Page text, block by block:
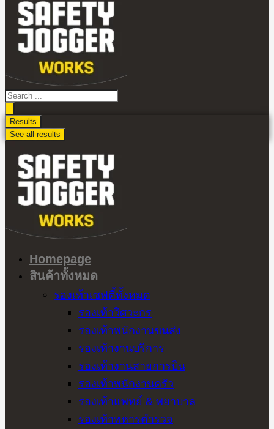
เนื้อหา
Search
...
Results
See all results
Homepage
สินค้าทั้งหมด
รองเท้าเซฟตี้ทั้งหมด
รองเท้าวิศวะกร
รองเท้าพนักงานขนส่ง
รองเท้างานบริการ
รองเท้างานสายการบิน
รองเท้าพนักงานครัว
รองเท้าแพทย์ & พยาบาล
รองเท้าทหารตำรวจ